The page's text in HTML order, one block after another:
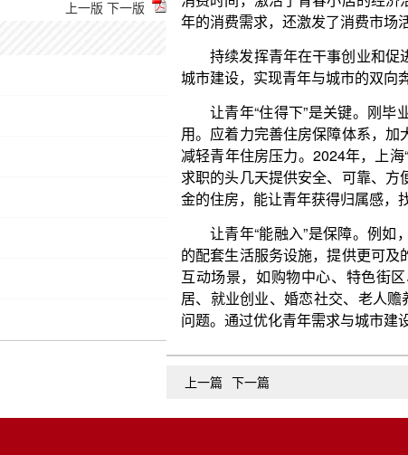
上一版 下一版
用。应着力完善住房保障体系，加大公租房供应力度
减轻青年住房压力。2024年，上海“青年驿站”项目正
求职的头几天提供安全、可靠、方便的落脚点。提供
金的住房，能让青年获得归属感，找到发展机遇。
让青年“能融入”是保障。例如，丰富图书馆、剧
的配套生活服务设施，提供更可及的文体休闲方式。
互动场景，如购物中心、特色街区、青年交流互动
居、就业创业、婚恋社交、老人赡养、子女教育、归
问题。通过优化青年需求与城市建设的互动方式，点
上一篇 下一篇